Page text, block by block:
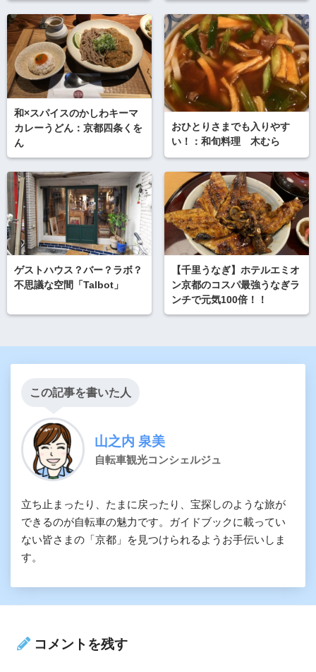
和×スパイスのかしわキーマ
カレーうどん：京都四条くを
ん
おひとりさまでも入りやす
い！：和旬料理 木むら
ゲストハウス？バー？ラボ？
不思議な空間「Talbot」
【千里うなぎ】ホテルエミオ
ン京都のコスパ最強うなぎラ
ンチで元気100倍！！
この記事を書いた人
山之内 泉美
自転車観光コンシェルジュ
立ち止まったり、たまに戻ったり、宝探しのような旅が
できるのが自転車の魅力です。ガイドブックに載ってい
ない皆さまの「京都」を見つけられるようお手伝いしま
す。
コメントを残す